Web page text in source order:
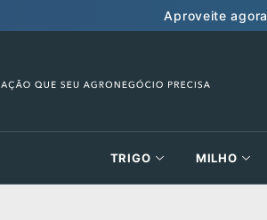
Aproveite agora
TRIGO MILHO